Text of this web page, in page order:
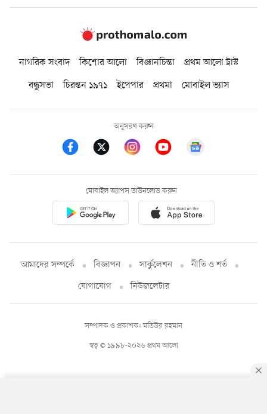
নাগরিক সংবাদ কিশোর আলো বিজ্ঞানচিন্তা
প্রথম আলো ট্রাস্ট
বন্ধুসভা
চিরন্তন ১৯৭১ ইপেপার প্রথমা মোবাইল ভ্যাস
অনুসরণ করুন
মোবাইল অ্যাপস ডাউনলোড করুন
আমাদের সম্পর্কে বিজ্ঞাপন সার্কুলেশন
নীতি ও শর্ত
যোগাযোগ
নিউজলেটার
স্বত্ব © ১৯৯৮-২০২৬ প্রথম আলো
সম্পাদক ও প্রকাশক: মতিউর রহমান